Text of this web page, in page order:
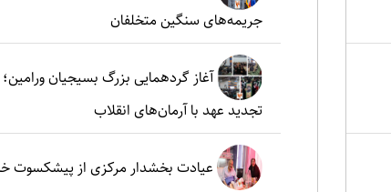
جریمه‌های سنگین متخلفان
آغاز گردهمایی بزرگ بسیجیان
تجدید عهد با آرمان‌های انقلاب
عیادت بخشدار مرکزی از پیشکسوت